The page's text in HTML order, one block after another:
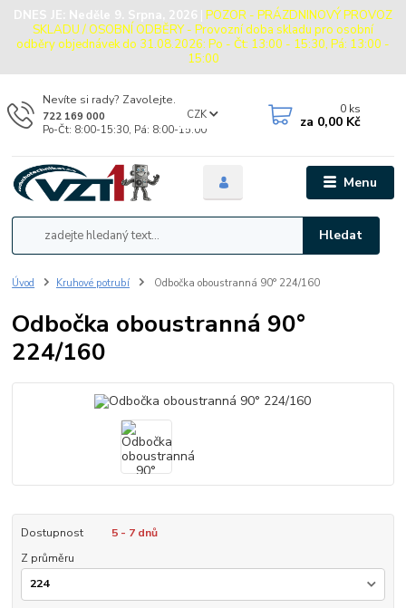
DNES JE: Neděle 9. Srpna, 2026 | POZOR - PRÁZDNINOVÝ PROVOZ
SKLADU / OSOBNÍ ODBĚRY - Provozní doba skladu pro osobní
odběry objednávek do 31.08.2026: Po - Čt: 13:00 - 15:30, Pá: 13:00 -
15:00
Menu
CZK
Hledat
Nevíte si rady? Zavolejte.
722 169 000
Po-Čt: 8:00-15:30, Pá: 8:00-15:00
0 ks
za 0,00 Kč
Úvod Kruhové potrubí Odbočka oboustranná 90° 224/160
Odbočka oboustranná 90°
224/160
Dostupnost
5 - 7 dnů
Z průměru